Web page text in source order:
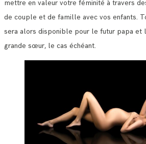
mettre en valeur votre féminité à travers
de couple et de famille avec vos enfants.
sera alors disponible pour le futur papa et
grande sœur, le cas échéant.